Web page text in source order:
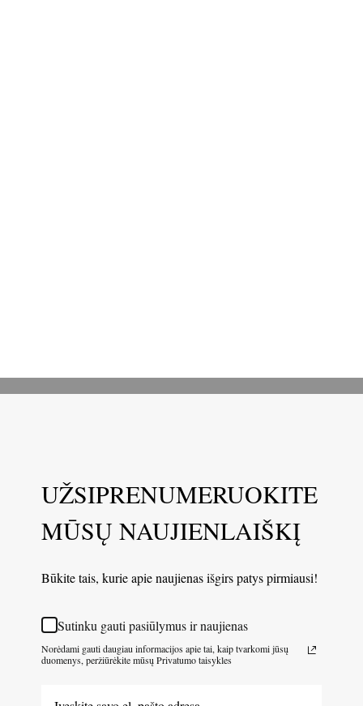
UŽSIPRENUMERUOKITE
MŪSŲ NAUJIENLAIŠKĮ
Būkite tais, kurie apie naujienas išgirs patys pirmiausi!
Sutinku gauti pasiūlymus ir naujienas
Norėdami gauti daugiau informacijos apie tai, kaip tvarkomi jūsų
duomenys, peržiūrėkite mūsų Privatumo taisykles